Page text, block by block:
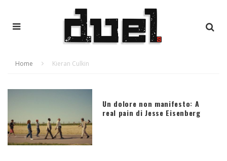
Home Kieran Culkin
Un dolore non manifesto: A
real pain di Jesse Eisenberg